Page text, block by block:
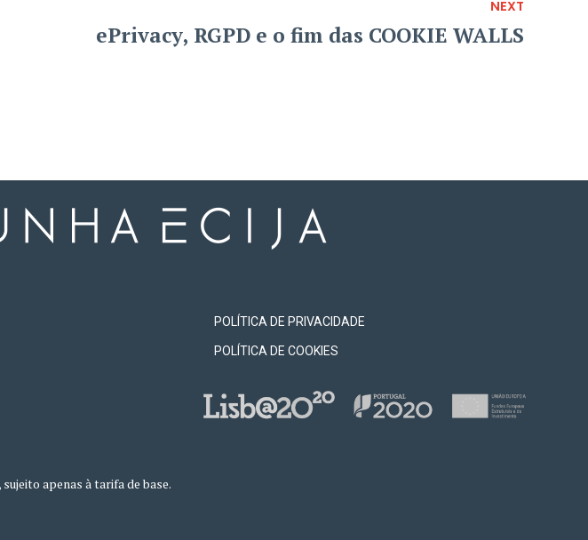
NEXT
ePrivacy, RGPD e o fim das COOKIE WALLS
apenas à tarifa de base.
POLÍTICA DE PRIVACIDADE
POLÍTICA DE COOKIES